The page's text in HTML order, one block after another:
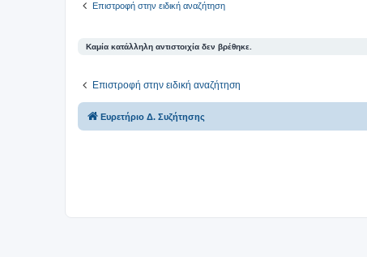
Επιστροφή στην ειδική αναζήτηση
Καμία κατάλληλη αντιστοιχία δεν βρέθηκε.
Επιστροφή στην ειδική αναζήτηση
Ευρετήριο Δ. Συζήτησης